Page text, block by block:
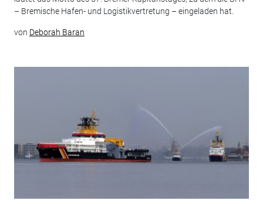
– Bremische Hafen- und Logistikvertretung – eingeladen hat.
von Deborah Baran